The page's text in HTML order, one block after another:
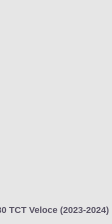
TCT Veloce (2023-2024) |